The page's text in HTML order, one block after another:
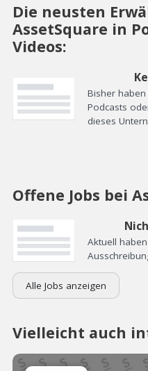
Die neusten
AssetSquare in
Videos:
Bisher
Podcasts
dieses
Offene Jobs bei
Aktuell
Alle Jobs anzeigen
Vielleicht auch